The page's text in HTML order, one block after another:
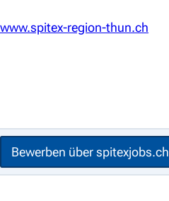
www.spitex-region-thun.ch
Bewerben über spitexjobs.ch